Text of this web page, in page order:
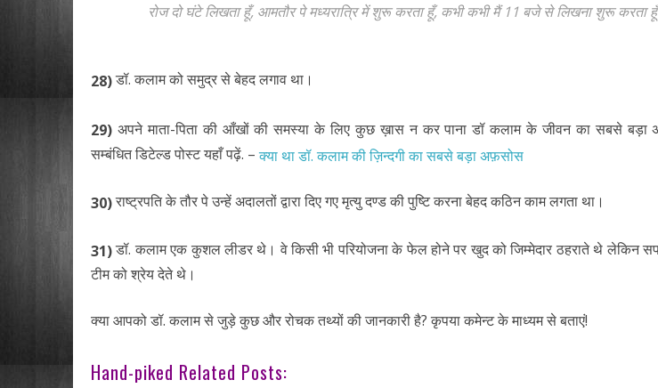
रोज दो घंटे लिखता हूँ, आमतौर पे मध्यरात्रि में शुरू करता हूँ, कभी कभी मैं 11 बजे से लिखना शुरू करता
28)डॉ. कलाम को समुद्र से बेहद लगाव था।
29) अपने माता-पिता की आँखों की समस्या के लिए कुछ ख़ास न कर पाना डॉ कलाम के जीवन का सबसे
सम्बंधित डिटेल्ड पोस्ट यहाँ पढ़ें. –क्या था डॉ. कलाम की ज़िन्दगी का सबसे बड़ा अफ़सोस
30)राष्ट्रपति के तौर पे उन्हें अदालतों द्वारा दिए गए मृत्यु दण्ड की पुष्टि करना बेहद कठिन काम लगता था।
31)डॉ. कलाम एक कुशल लीडर थे। वे किसी भी परियोजना के फेल होने पर खुद को जिम्मेदार ठहराते थे लेकिन
टीम को श्रेय देते थे।
क्या आपको डॉ. कलाम से जुड़े कुछ और रोचक तथ्यों की जानकारी है? कृपया कमेन्ट के माध्यम से बताएं!
Hand-piked Related Posts: